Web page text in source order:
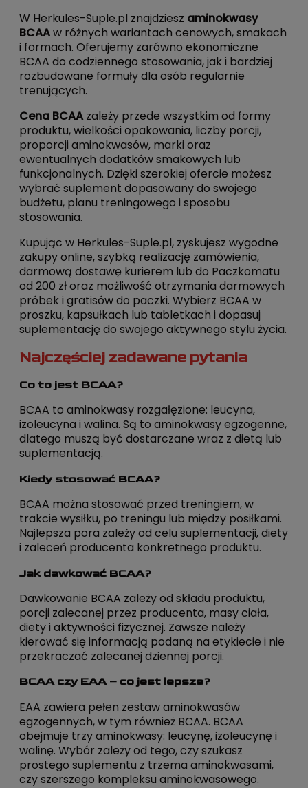
W Herkules-Suple.pl znajdziesz aminokwasy
BCAAw różnych wariantach cenowych, smakach
i formach. Oferujemy zarówno ekonomiczne
BCAA do codziennego stosowania, jak i bardziej
rozbudowane formuły dla osób regularnie
trenujących.
Cena BCAAzależy przede wszystkim od formy
produktu, wielkości opakowania, liczby porcji,
proporcji aminokwasów, marki oraz
ewentualnych dodatków smakowych lub
funkcjonalnych. Dzięki szerokiej ofercie możesz
wybrać suplement dopasowany do swojego
budżetu, planu treningowego i sposobu
stosowania.
Kupując w Herkules-Suple.pl, zyskujesz wygodne
zakupy online, szybką realizację zamówienia,
darmową dostawę kurierem lub do Paczkomatu
od 200 zł oraz możliwość otrzymania darmowych
próbek i gratisów do paczki. Wybierz BCAA w
proszku, kapsułkach lub tabletkach i dopasuj
suplementację do swojego aktywnego stylu życia.
Najczęściej zadawane pytania
Co to jest BCAA?
BCAA to aminokwasy rozgałęzione: leucyna,
izoleucyna i walina. Są to aminokwasy egzogenne,
dlatego muszą być dostarczane wraz z dietą lub
suplementacją.
Kiedy stosować BCAA?
BCAA można stosować przed treningiem, w
trakcie wysiłku, po treningu lub między posiłkami.
Najlepsza pora zależy od celu suplementacji, diety
i zaleceń producenta konkretnego produktu.
Jak dawkować BCAA?
Dawkowanie BCAA zależy od składu produktu,
porcji zalecanej przez producenta, masy ciała,
diety i aktywności fizycznej. Zawsze należy
kierować się informacją podaną na etykiecie i nie
przekraczać zalecanej dziennej porcji.
BCAA czy EAA – co jest lepsze?
EAA zawiera pełen zestaw aminokwasów
egzogennych, w tym również BCAA. BCAA
obejmuje trzy aminokwasy: leucynę, izoleucynę i
walinę. Wybór zależy od tego, czy szukasz
prostego suplementu z trzema aminokwasami,
czy szerszego kompleksu aminokwasowego.